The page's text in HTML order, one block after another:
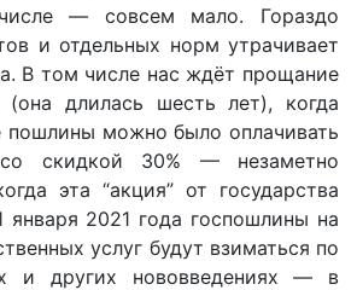
— совсем мало. Гораздо
и отдельных норм утрачивает
В том числе нас ждёт прощание
длилась шесть лет), когда
пошлины можно было оплачивать
со скидкой 30% — незаметно
эта “акция” от государства
января 2021 года госпошлины на
услуг будут взиматься по
и других нововведениях — в